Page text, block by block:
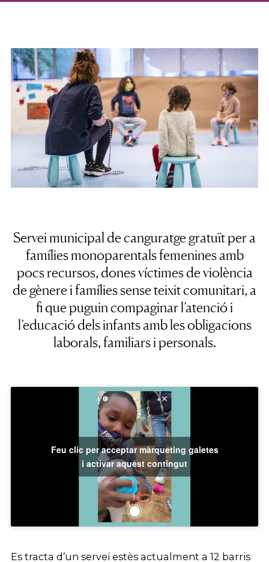
Servei municipal de canguratge gratuïtper a
famílies monoparentals femenines amb
pocs recursos, dones víctimes de violència
de gènere i famílies sense teixit comunitari, a
fi que puguin compaginar l’atenció i
l’educació dels infants amb les obligacions
laborals, familiars i personals.
Feu clic per acceptar màrqueting galetes
i activar aquest contingut
Es tracta d’un servei estès actualment a 12 barris